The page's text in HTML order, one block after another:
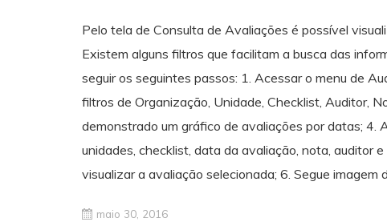
Pelo tela de Consulta de Avaliações é possível
Existem alguns filtros que facilitam a busca das
seguir os seguintes passos: 1. Acessar o menu de
filtros de Organização, Unidade, Checklist, Auditor,
demonstrado um gráfico de avaliações por datas; 4.
unidades, checklist, data da avaliação, nota, auditor
visualizar a avaliação selecionada; 6. Segue imagem
maio 30, 2016